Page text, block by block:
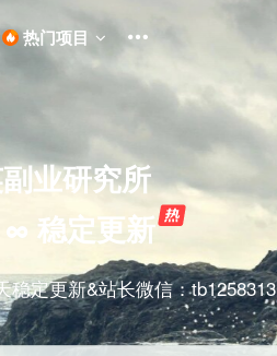
热门项目
业研究所
稳定更新
稳定更新&站长微信：tb1258313